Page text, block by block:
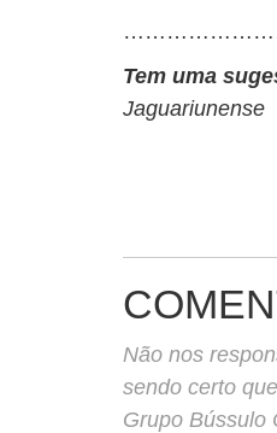
Tem uma
Jaguariunense
Não nos
sendo certo
Grupo Bússulo